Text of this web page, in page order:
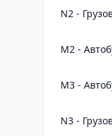
N2 -
M2 -
M3 -
N3 -